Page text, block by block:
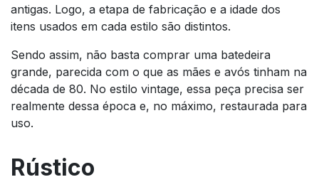
antigas. Logo, a etapa de fabricação e a idade dos
itens usados em cada estilo são distintos.
Sendo assim, não basta comprar uma batedeira
grande, parecida com o que as mães e avós tinham na
década de 80. No estilo vintage, essa peça precisa ser
realmente dessa época e, no máximo, restaurada para
uso.
Rústico